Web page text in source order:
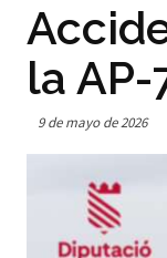
la
9 de mayo de 2026